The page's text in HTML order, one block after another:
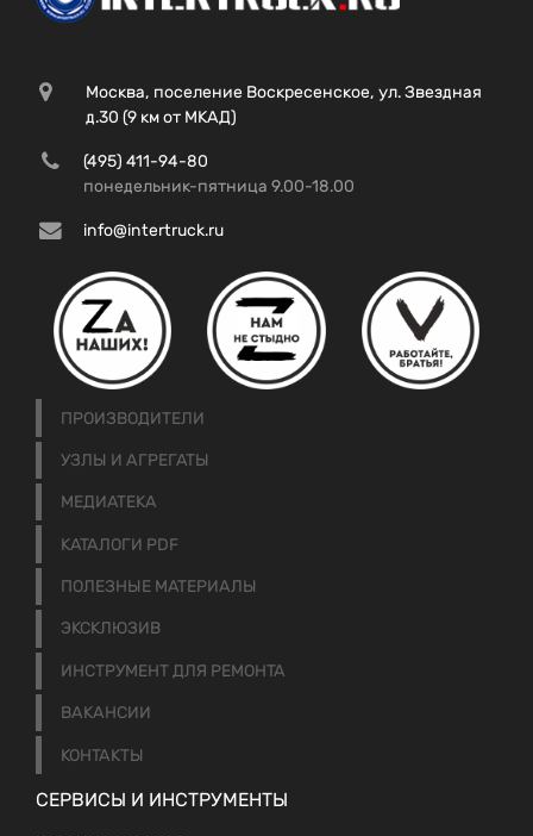
Москва, поселение Воскресенское, ул. Звездная
д.30 (9 км от МКАД)
(495) 411-94-80
понедельник-пятница 9.00-18.00
info@intertruck.ru
ПРОИЗВОДИТЕЛИ
УЗЛЫ И АГРЕГАТЫ
МЕДИАТЕКА
КАТАЛОГИ PDF
ПОЛЕЗНЫЕ МАТЕРИАЛЫ
ЭКСКЛЮЗИВ
ИНСТРУМЕНТ ДЛЯ РЕМОНТА
ВАКАНСИИ
КОНТАКТЫ
СЕРВИСЫ И ИНСТРУМЕНТЫ